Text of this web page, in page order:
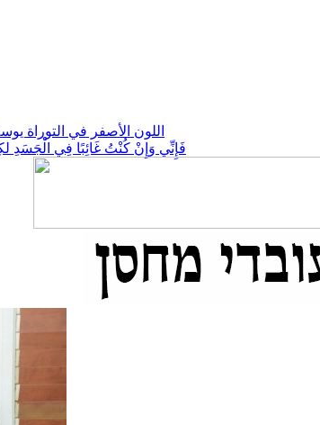
اللون الأصفر في التوراة
" فَإِنِّي وَإِنْ كُنْتُ غَائِبًا فِي الْجَسَدِ